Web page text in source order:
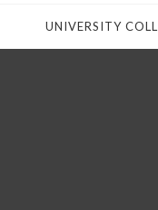
UNIVERSITY